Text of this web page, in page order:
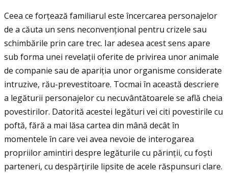
Ceea ce forţează familiarul este încercarea personajelor
de a căuta un sens neconvenţional pentru crizele sau
schimbările prin care trec. Iar adesea acest sens apare
sub forma unei revelaţii oferite de privirea unor animale
de companie sau de apariţia unor organisme considerate
intruzive, rău-prevestitoare. Tocmai în această descriere
a legăturii personajelor cu necuvântătoarele se află cheia
povestirilor. Datorită acestei legături vei citi povestirile cu
poftă, fără a mai lăsa cartea din mână decât în
momentele în care vei avea nevoie de interogarea
propriilor amintiri despre legăturile cu părinţii, cu foști
parteneri, cu despărţirile lipsite de acele răspunsuri clare.